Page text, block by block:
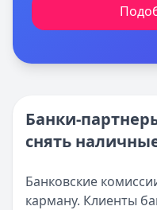
Банки-
снять
Банковские
карману. Клиенты